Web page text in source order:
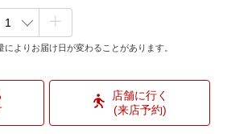
よりお届け日が変わることがあります。
店舗に行く
(来店予約)